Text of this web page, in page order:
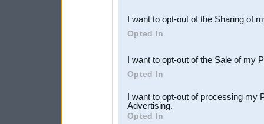
Downstream Participants
third parties.
I want to opt-out of the Sharing of
Opted In
I want to opt-out of the Sale of my
Opted In
I want to opt-out of processing my
Advertising.
Opted In